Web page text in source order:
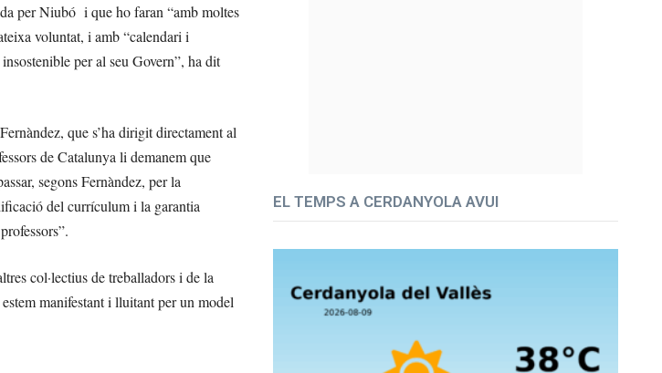
per Niubó i que ho faran “amb moltes
voluntat, i amb “calendari i
per al seu Govern”, ha dit
que s’ha dirigit directament al
de Catalunya li demanem que
segons Fernàndez, per la
del currículum i la garantia
col·lectius de treballadors i de la
manifestant i lluitant per un model
EL TEMPS A CERDANYOLA AVUI